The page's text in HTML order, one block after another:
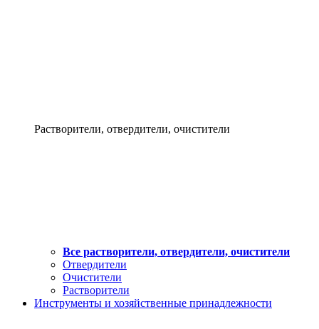
Растворители, отвердители, очистители
Все растворители, отвердители, очистители
Отвердители
Очистители
Растворители
Инструменты и хозяйственные принадлежности